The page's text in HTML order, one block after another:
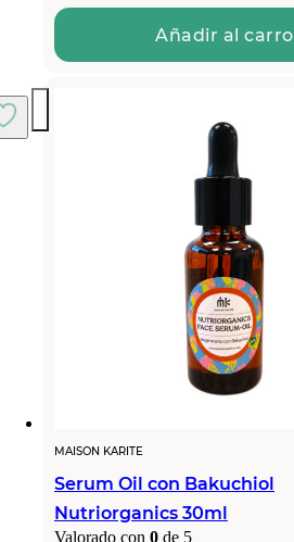
Añadir al carro
MAISON KARITE
Serum Oil con Bakuchiol
Nutriorganics 30ml
Valorado con 0 de 5